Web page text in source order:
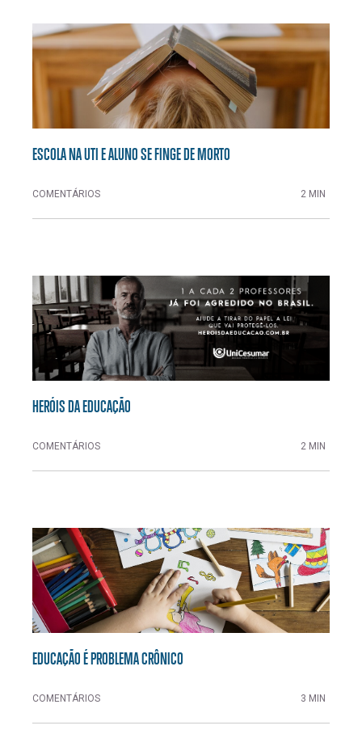
ESCOLA NA UTI E ALUNO SE FINGE DE MORTO
COMENTÁRIOS 2 MIN
HERÓIS DA EDUCAÇÃO
COMENTÁRIOS 2 MIN
EDUCAÇÃO É PROBLEMA CRÔNICO
COMENTÁRIOS 3 MIN